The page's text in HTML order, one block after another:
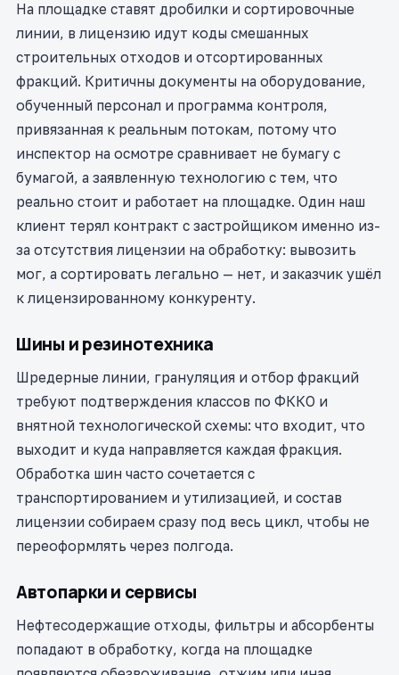
На площадке ставят дробилки и сортировочные
линии, в лицензию идут коды смешанных
строительных отходов и отсортированных
фракций. Критичны документы на оборудование,
обученный персонал и программа контроля,
привязанная к реальным потокам, потому что
инспектор на осмотре сравнивает не бумагу с
бумагой, а заявленную технологию с тем, что
реально стоит и работает на площадке. Один наш
клиент терял контракт с застройщиком именно из-
за отсутствия лицензии на обработку: вывозить
мог, а сортировать легально — нет, и заказчик ушёл
к лицензированному конкуренту.
Шины и резинотехника
Шредерные линии, грануляция и отбор фракций
требуют подтверждения классов по ФККО и
внятной технологической схемы: что входит, что
выходит и куда направляется каждая фракция.
Обработка шин часто сочетается с
транспортированием и утилизацией, и состав
лицензии собираем сразу под весь цикл, чтобы не
переоформлять через полгода.
Автопарки и сервисы
Нефтесодержащие отходы, фильтры и абсорбенты
попадают в обработку, когда на площадке